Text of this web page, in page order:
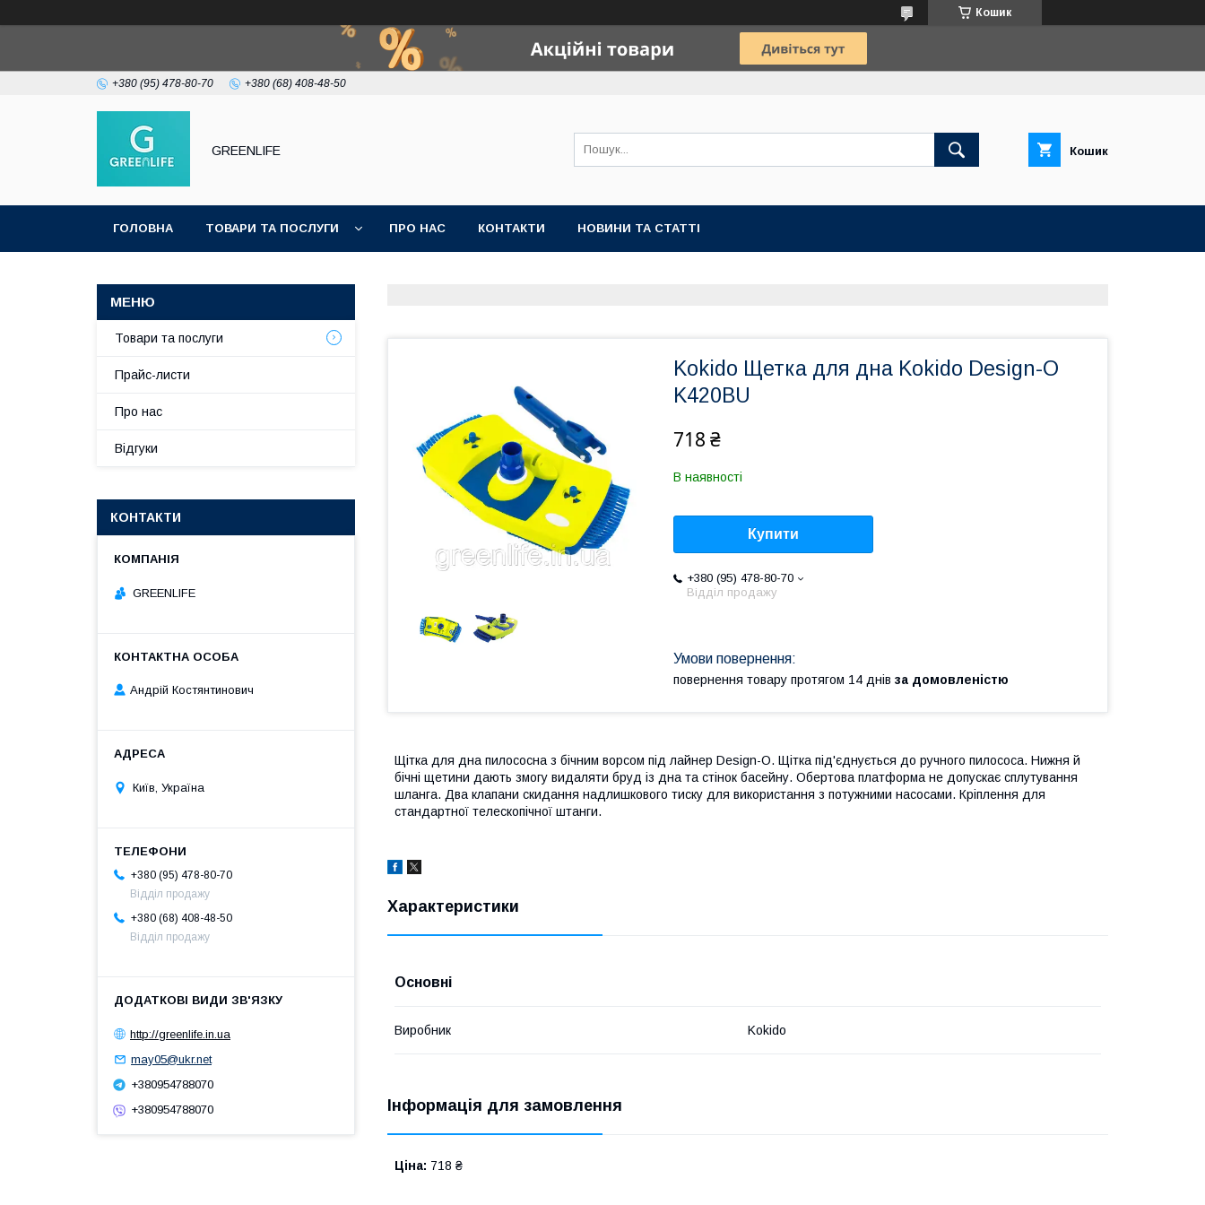
Кошик
+380 (95) 478-80-70 +380 (68) 408-48-50
GREENLIFE Кошик
ГОЛОВНА ТОВАРИ ТА ПОСЛУГИ ПРО НАС КОНТАКТИ НОВИНИ ТА СТАТТІ
Kokido Щетка для дна Kokido Design-O
K420BU
718 ₴
В наявності
Купити
+380 (95) 478-80-70
Відділ продажу
повернення товару протягом 14 днів за домовленістю
Щітка для дна пилососна з бічним ворсом під лайнер Design-O. Щітка під'єднується до ручного пилососа. Нижня й
бічні щетини дають змогу видаляти бруд із дна та стінок басейну. Обертова платформа не допускає сплутування
шланга. Два клапани скидання надлишкового тиску для використання з потужними насосами. Кріплення для
стандартної телескопічної штанги.
Характеристики
Основні
Виробник Kokido
Інформація для замовлення
Ціна: 718 ₴
Товари та послуги
Прайс-листи
Про нас
Відгуки
КОНТАКТИ
GREENLIFE
Андрій Костянтинович
Київ, Україна
+380 (95) 478-80-70
Відділ продажу
+380 (68) 408-48-50
Відділ продажу
http://greenlife.in.ua
may05@ukr.net
+380954788070
+380954788070